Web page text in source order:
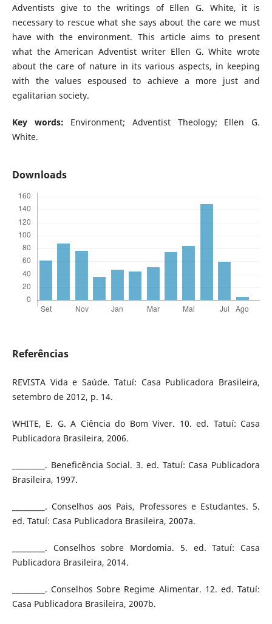
Adventists give to the writings of Ellen G. White, it is
necessary to rescue what she says about the care we must
have with the environment. This article aims to present
what the American Adventist writer Ellen G. White wrote
about the care of nature in its various aspects, in keeping
with the values espoused to achieve a more just and
egalitarian society.
Key words: Environment; Adventist Theology; Ellen G.
White.
Downloads
Referências
REVISTA Vida e Saúde. Tatuí: Casa Publicadora Brasileira,
setembro de 2012, p. 14.
WHITE, E. G. A Ciência do Bom Viver. 10. ed. Tatuí: Casa
Publicadora Brasileira, 2006.
_________. Beneficência Social. 3. ed. Tatuí: Casa Publicadora
Brasileira, 1997.
_________. Conselhos aos Pais, Professores e Estudantes. 5.
ed. Tatuí: Casa Publicadora Brasileira, 2007a.
_________. Conselhos sobre Mordomia. 5. ed. Tatuí: Casa
Publicadora Brasileira, 2014.
_________. Conselhos Sobre Regime Alimentar. 12. ed. Tatuí:
Casa Publicadora Brasileira, 2007b.